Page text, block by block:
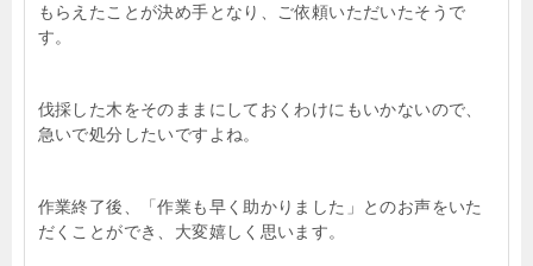
もらえたことが決め手となり、ご依頼いただいたそうで
す。
伐採した木をそのままにしておくわけにもいかないので、
急いで処分したいですよね。
作業終了後、「作業も早く助かりました」とのお声をいた
だくことができ、大変嬉しく思います。